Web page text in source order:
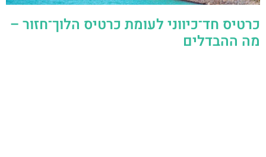
כרטיס חד־כיווני לעומת כרטיס הלוך־חזור –
מה ההבדלים